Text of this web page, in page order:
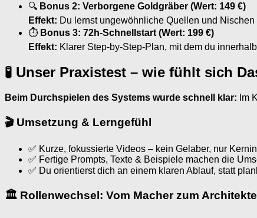
🔍 Bonus 2: Verborgene Goldgräber (Wert: 149 €)
Effekt: Du lernst ungewöhnliche Quellen und
⏱ Bonus 3: 72h-Schnellstart (Wert: 199 €)
Effekt: Klarer Step-by-Step-Plan, mit dem du
🧪 Unser Praxistest – wie fühlt sich
Beim Durchspielen des Systems wurde schnell klar: Im
🎬 Umsetzung & Lerngefühl
✅ Kurze, fokussierte Videos – kein Gelaber, nur
✅ Fertige Prompts, Texte & Beispiele machen die
✅ Du orientierst dich an einem klaren Ablauf, statt
🏛 Rollenwechsel: Vom Macher zum